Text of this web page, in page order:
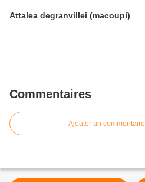
Attalea degranvillei (macoupi)
Commentaires
Ajouter un commentaire